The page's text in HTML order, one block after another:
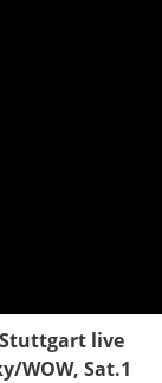
live
WOW, Sat.1